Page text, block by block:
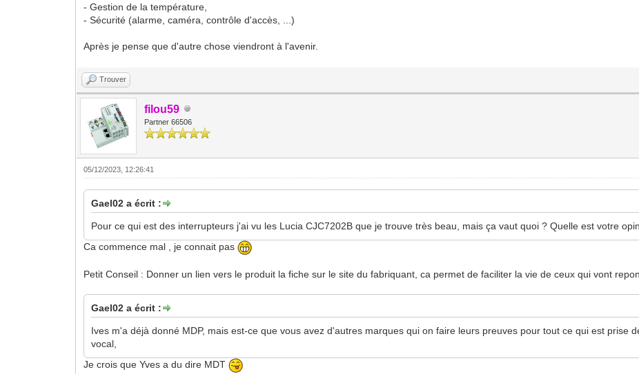
- Gestion de la température,
- Sécurité (alarme, caméra, contrôle d'accès, ...)
Après je pense que d'autre chose viendront à l'avenir.
Trouver
filou59
Partner 66506
05/12/2023, 12:26:41
Gael02 a écrit :
Pour ce qui est des interrupteurs j'ai vu les Lucia CJC7202B que je trouve très beau, mais ça vaut quoi ? Quelle est votre
Ca commence mal , je connait pas
Petit Conseil : Donner un lien vers le produit la fiche sur le site du fabriquant, ca permet de faciliter la vie de ceux qui vont
Gael02 a écrit :
Ives m'a déjà donné MDP, mais est-ce que vous avez d'autres marques qui on faire leurs preuves pour tout ce qui est prise
vocal,
Je crois que Yves a du dire MDT